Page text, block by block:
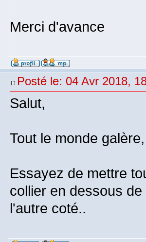
Merci d'avance
Posté le: 04 Avr 2018,
Salut,
Tout le monde
Essayez de mettre
collier en dessous
l'autre coté..